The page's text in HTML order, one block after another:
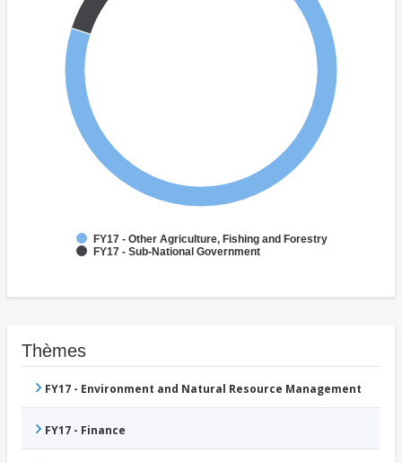
FY17 - Other Agriculture, Fishing and Forestry
FY17 - Sub-National Government
Thèmes
FY17 - Environment and Natural Resource Management
FY17 - Finance